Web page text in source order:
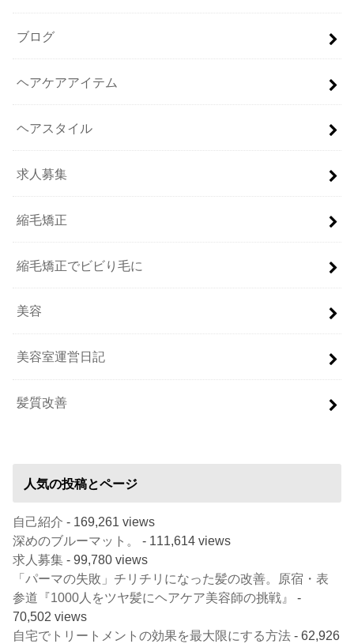
ブログ
ヘアケアアイテム
ヘアスタイル
求人募集
縮毛矯正
縮毛矯正でビビり毛に
美容
美容室運営日記
髪質改善
人気の投稿とページ
自己紹介 - 169,261 views
深めのブルーマット。
- 111,614 views
求人募集 - 99,780 views
「パーマの失敗」チリチリになった髪の改善。原宿・表
参道『1000人をツヤ髪にヘアケア美容師の挑戦』
-
70,502 views
自宅でトリートメントの効果を最大限にする方法 - 62,926